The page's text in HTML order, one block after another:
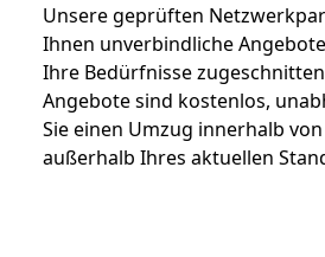
Unsere geprüften
Ihnen unverbindliche
Ihre Bedürfnisse
Angebote sind kostenlos,
Sie einen Umzug innerhalb
außerhalb Ihres aktuellen